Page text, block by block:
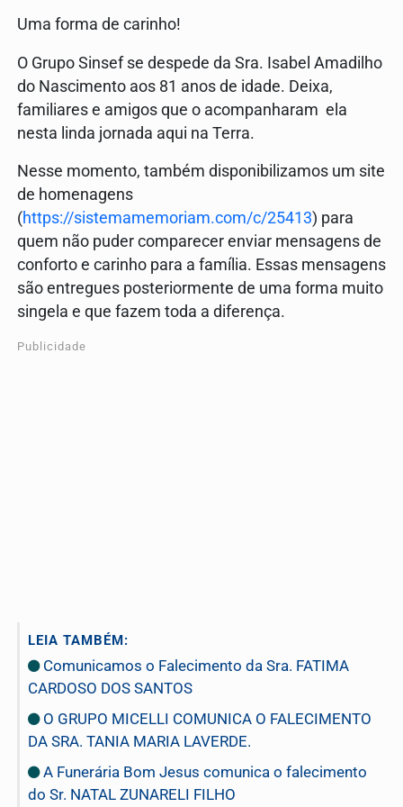
Uma forma de carinho!
O Grupo Sinsef se despede da Sra. Isabel Amadilho
do Nascimento aos 81 anos de idade. Deixa,
familiares e amigos que o acompanharam ela
nesta linda jornada aqui na Terra.
Nesse momento, também disponibilizamos um site
de homenagens
(https://sistemamemoriam.com/c/25413) para
quem não puder comparecer enviar mensagens de
conforto e carinho para a família. Essas mensagens
são entregues posteriormente de uma forma muito
singela e que fazem toda a diferença.
Publicidade
LEIA TAMBÉM:
Comunicamos o Falecimento da Sra. FATIMA
CARDOSO DOS SANTOS
O GRUPO MICELLI COMUNICA O FALECIMENTO
DA SRA. TANIA MARIA LAVERDE.
A Funerária Bom Jesus comunica o falecimento
do Sr. NATAL ZUNARELI FILHO